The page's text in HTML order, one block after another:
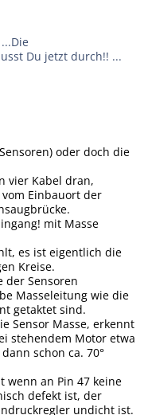
Du jetzt durch!! ...
oder doch die
vier Kabel dran,
vom Einbauort der
mit Masse
es ist eigentlich die
Kreise.
der Sensoren
Masseleitung wie die
getaktet sind.
Sensor Masse, erkennt
stehendem Motor etwa
schon ca. 70°
wenn an Pin 47 keine
defekt ist, der
undicht ist.